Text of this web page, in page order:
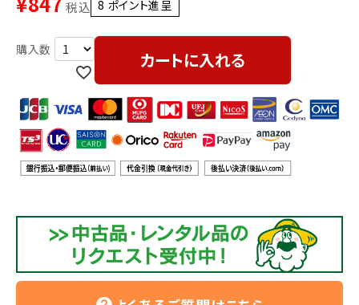
メールでのお問い合わせ
info@agriz.net
FAXでのご注文
0739-72-4532 24時間受付
税込 8 ポイント進呈 ]
カートに入れる